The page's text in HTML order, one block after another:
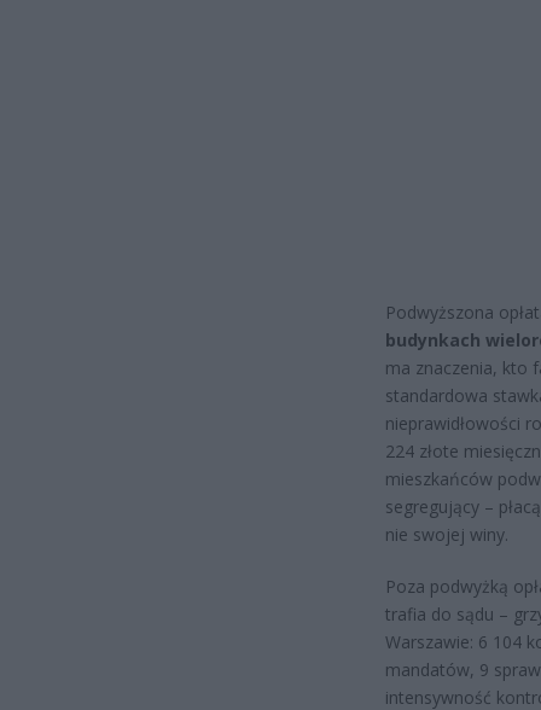
Podwyższona
budynkach
ma znaczenia, kto
standardowa
nieprawidłowości
224 złote
mieszkańców
segregujący –
nie swojej winy.
Poza podwyżką
trafia do sądu –
Warszawie: 6 104
mandatów, 9
intensywność